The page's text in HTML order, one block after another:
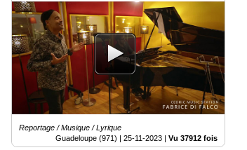
Reportage / Musique / Lyrique
Guadeloupe (971) |25-11-2023 |Vu 37912 fois